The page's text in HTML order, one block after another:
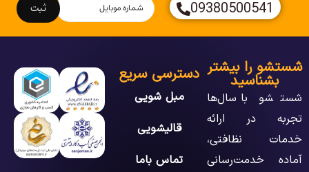
09380500541
ثبت
شستشو را بیشتر
بشناسید
شستشو با سال‌ها
تجربه در ارائه
خدمات نظافتی،
آماده خدمت‌رسانی
دسترسی سریع
مبل شویی
قالیشویی
تماس باما